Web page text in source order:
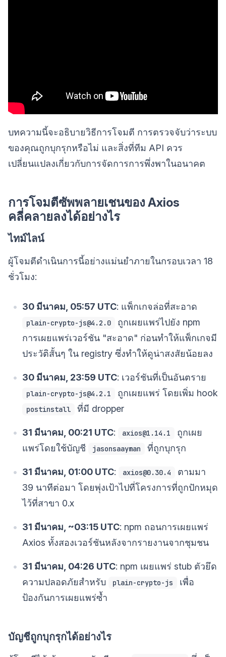
บทความนี้จะอธิบายวิธีการโจมตี การตรวจจับว่าระบบ
ของคุณถูกบุกรุกหรือไม่ และสิ่งที่ทีม API ควร
เปลี่ยนแปลงเกี่ยวกับการจัดการการพึ่งพาในอนาคต
การโจมตีซัพพลายเชนของ Axios
คลี่คลายลงได้อย่างไร
ไทม์ไลน์
ผู้โจมตีดำเนินการนี้อย่างแม่นยำภายในกรอบเวลา 18
ชั่วโมง:
30 มีนาคม, 05:57 UTC: แพ็กเกจล่อที่สะอาด
plain-crypto-js@4.2.0
ถูกเผยแพร่ไปยัง npm
การเผยแพร่เวอร์ชัน "สะอาด" ก่อนทำให้แพ็กเกจมี
ประวัติสั้นๆ ใน registry ซึ่งทำให้ดูน่าสงสัยน้อยลง
30 มีนาคม, 23:59 UTC: เวอร์ชันที่เป็นอันตราย
plain-crypto-js@4.2.1 ถูกเผยแพร่ โดยเพิ่ม hook
postinstall ที่มี dropper
31 มีนาคม, 00:21 UTC: axios@1.14.1
ถูกเผย
แพร่โดยใช้บัญชี
jasonsaayman ที่ถูกบุกรุก
31 มีนาคม, 01:00 UTC: axios@0.30.4
ตามมา
39 นาทีต่อมา โดยพุ่งเป้าไปที่โครงการที่ถูกปักหมุด
ไว้ที่สาขา 0.x
31 มีนาคม, ~03:15 UTC: npm ถอนการเผยแพร่
Axios ทั้งสองเวอร์ชันหลังจากรายงานจากชุมชน
31 มีนาคม, 04:26 UTC: npm เผยแพร่ stub ตัวยึด
ความปลอดภัยสำหรับ
plain-crypto-js
เพื่อ
ป้องกันการเผยแพร่ซ้ำ
บัญชีถูกบุกรุกได้อย่างไร